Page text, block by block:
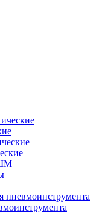
пневмоинструмента